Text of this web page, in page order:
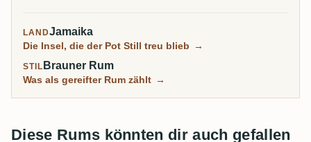
LANDJamaika
Die Insel, die der Pot Still treu blieb →
STIL Brauner Rum
Was als gereifter Rum zählt →
Diese Rums könnten dir auch gefallen